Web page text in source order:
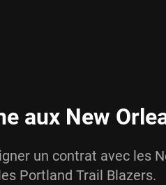
aux New
un contrat avec les
Portland Trail Blazers.